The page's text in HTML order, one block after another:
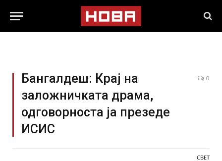
Бангалдеш: Крај на
заложничката драма,
одговорноста ја презеде
ИСИС
0
СВЕТ